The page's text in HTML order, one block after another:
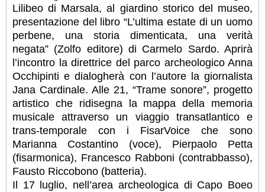
Lilibeo di Marsala, al giardino storico del museo,
presentazione del libro “L’ultima estate di un uomo
perbene, una storia dimenticata, una verità
negata” (Zolfo editore) di Carmelo Sardo. Aprirà
l’incontro la direttrice del parco archeologico Anna
Occhipinti e dialogherà con l’autore la giornalista
Jana Cardinale. Alle 21, “Trame sonore”, progetto
artistico che ridisegna la mappa della memoria
musicale attraverso un viaggio transatlantico e
trans-temporale con i FisarVoice che sono
Marianna Costantino (voce), Pierpaolo Petta
(fisarmonica), Francesco Rabboni (contrabbasso),
Fausto Riccobono (batteria).
Il 17 luglio, nell’area archeologica di Capo Boeo